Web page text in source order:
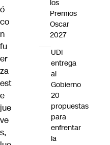
ó
co
n
fu
er
za
est
e
jue
ve
s,
los
Premios
Oscar
2027
UDI
entrega
al
Gobierno
20
propuestas
para
enfrentar
la